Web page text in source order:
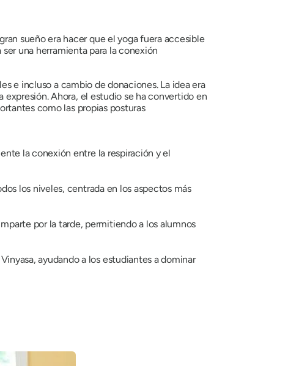
sueño era hacer que el yoga fuera accesible
una herramienta para la conexión
e incluso a cambio de donaciones. La idea era
expresión. Ahora, el estudio se ha convertido en
como las propias posturas
la conexión entre la respiración y el
los niveles, centrada en los aspectos más
por la tarde, permitiendo a los alumnos
ayudando a los estudiantes a dominar